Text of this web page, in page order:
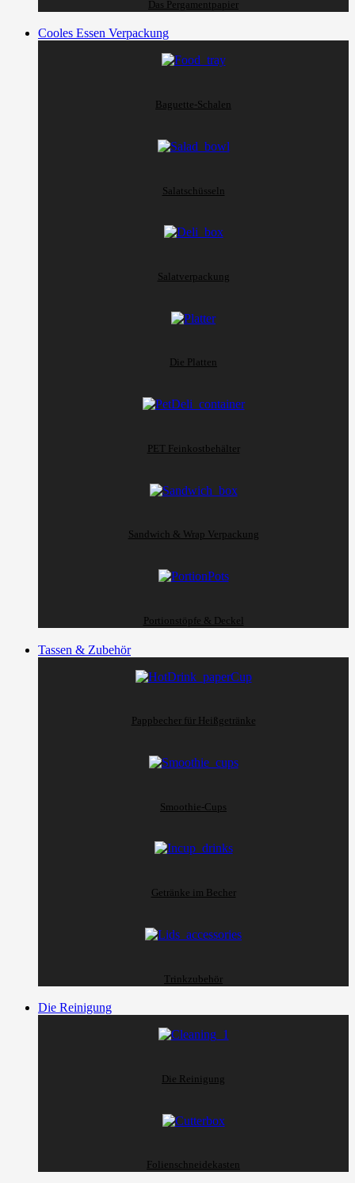
Das Pergamentpapier
Cooles Essen Verpackung
Baguette-Schalen
Salatschüsseln
Salatverpackung
Die Platten
PET Feinkostbehälter
Sandwich & Wrap Verpackung
Portionstöpfe & Deckel
Tassen & Zubehör
Pappbecher für Heißgetränke
Smoothie-Cups
Getränke im Becher
Trinkzubehör
Die Reinigung
Die Reinigung
Folienschneidekasten